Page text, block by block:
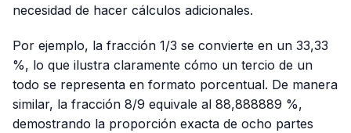
necesidad de hacer cálculos adicionales.
Por ejemplo, la fracción 1/3 se convierte en un 33,33
%, lo que ilustra claramente cómo un tercio de un
todo se representa en formato porcentual. De manera
similar, la fracción 8/9 equivale al 88,888889 %,
demostrando la proporción exacta de ocho partes